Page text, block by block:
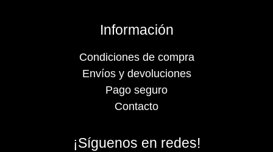
Información
Condiciones de compra
Envíos y devoluciones
Pago seguro
Contacto
¡Síguenos en redes!